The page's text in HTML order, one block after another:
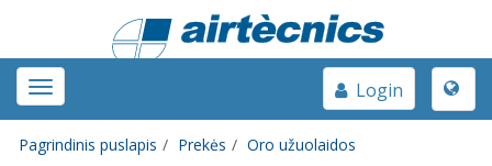
Toggle
navigation
Toggle
Login
Pagrindinis puslapis Prekės
Oro užuolaidos